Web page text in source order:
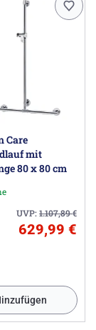
Care
mit
80 x 80 cm
UVP:1.107,89€
629,99 €